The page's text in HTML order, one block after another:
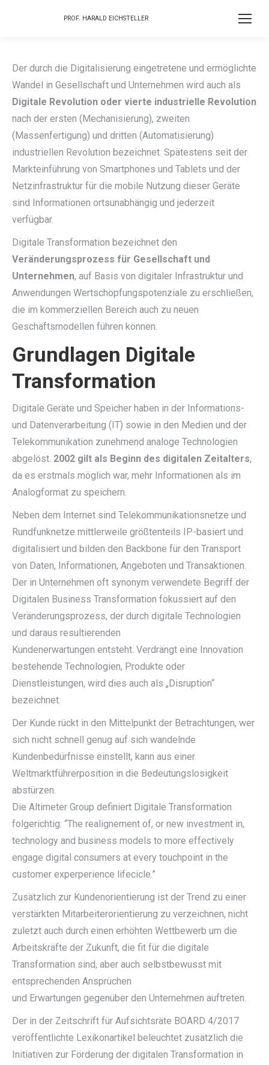
PROF. HARALD EICHSTELLER
Der durch die Digitalisierung eingetretene und ermöglichte
Wandel in Gesellschaft und Unternehmen wird auch als
Digitale Revolution oder vierte industrielle Revolution
nach der ersten (Mechanisierung), zweiten
(Massenfertigung) und dritten (Automatisierung)
industriellen Revolution bezeichnet. Spätestens seit der
Markteinführung von Smartphones und Tablets und der
Netzinfrastruktur für die mobile Nutzung dieser Geräte
sind Informationen ortsunabhängig und jederzeit
verfügbar.
Digitale Transformation bezeichnet den
Veränderungsprozess für Gesellschaft und
Unternehmen, auf Basis von digitaler Infrastruktur und
Anwendungen Wertschöpfungspotenziale zu erschließen,
die im kommerziellen Bereich auch zu neuen
Geschäftsmodellen führen können.
Grundlagen Digitale
Transformation
Digitale Geräte und Speicher haben in der Informations-
und Datenverarbeitung (IT) sowie in den Medien und der
Telekommunikation zunehmend analoge Technologien
abgelöst. 2002 gilt als Beginn des digitalen Zeitalters,
da es erstmals möglich war, mehr Informationen als im
Analogformat zu speichern.
Neben dem Internet sind Telekommunikationsnetze und
Rundfunknetze mittlerweile größtenteils IP-basiert und
digitalisiert und bilden den Backbone für den Transport
von Daten, Informationen, Angeboten und Transaktionen.
Der in Unternehmen oft synonym verwendete Begriff der
Digitalen Business Transformation fokussiert auf den
Veränderungsprozess, der durch digitale Technologien
und daraus resultierenden
Kundenerwartungen entsteht. Verdrängt eine Innovation
bestehende Technologien, Produkte oder
Dienstleistungen, wird dies auch als „Disruption“
bezeichnet.
Der Kunde rückt in den Mittelpunkt der Betrachtungen, wer
sich nicht schnell genug auf sich wandelnde
Kundenbedürfnisse einstellt, kann aus einer
Weltmarktführerposition in die Bedeutungslosigkeit
abstürzen.
Die Altimeter Group definiert Digitale Transformation
folgerichtig: “The realignement of, or new investment in,
technology and business models to more effectively
engage digital consumers at every touchpoint in the
customer experperience lifecicle.”
Zusätzlich zur Kundenorientierung ist der Trend zu einer
verstärkten Mitarbeiterorientierung zu verzeichnen, nicht
zuletzt auch durch einen erhöhten Wettbewerb um die
Arbeitskräfte der Zukunft, die fit für die digitale
Transformation sind, aber auch selbstbewusst mit
entsprechenden Ansprüchen
und Erwartungen gegenüber den Unternehmen auftreten.
Der in der Zeitschrift für Aufsichtsräte BOARD 4/2017
veröffentlichte Lexikonartikel beleuchtet zusätzlich die
Initiativen zur Förderung der digitalen Transformation in